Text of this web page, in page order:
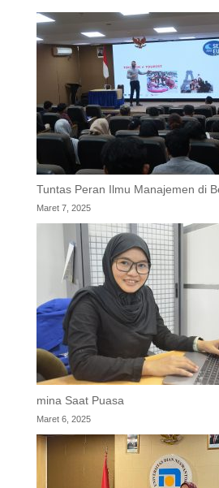
Tuntas Peran Ilmu Manajemen di
Maret 7, 2025
mina Saat Puasa
Maret 6, 2025